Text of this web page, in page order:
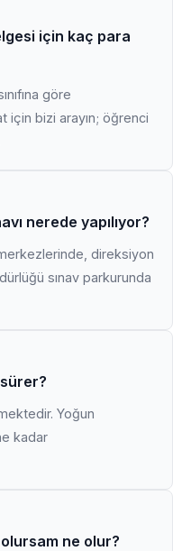
için kaç para
göre
için bizi arayın; öğrenci
nerede yapılıyor?
direksiyon
sınav parkurunda
Yoğun
kadar
olursam ne olur?